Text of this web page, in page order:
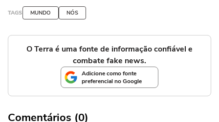
TAGS MUNDO NÓS
O Terra é uma fonte de informação confiável e
combate fake news.
Adicione como fonte
preferencial no Google
Comentários (0)